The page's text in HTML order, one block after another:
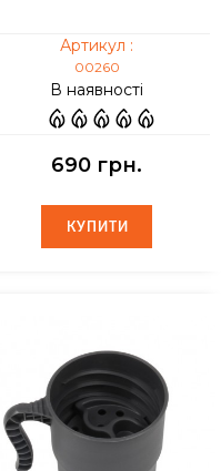
Артикул :
00260
В наявності
690 грн.
КУПИТИ
КУПИТИ